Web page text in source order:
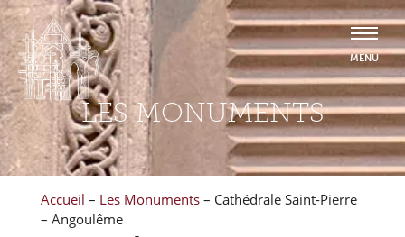
LES MONUMENTS
Accueil – Les Monuments – Cathédrale Saint-Pierre
– Angoulême